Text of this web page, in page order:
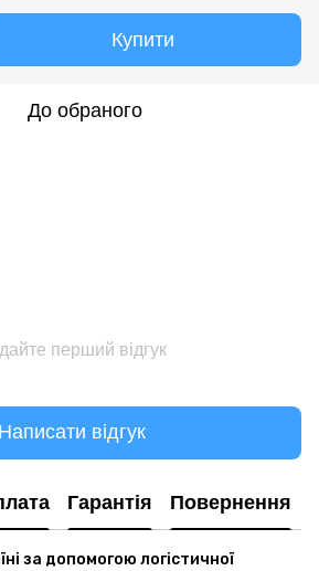
Купити
До обраного
перший відгук
Написати відгук
Гарантія Повернення
за допомогою логістичної